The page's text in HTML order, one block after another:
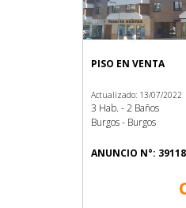
PISO EN VENTA
Actualizado: 13/07/2022
3 Hab. - 2 Baños
Burgos - Burgos
ANUNCIO N°: 39118